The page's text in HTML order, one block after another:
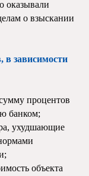
оказывали
о взыскании
зависимости
процентов
банком;
ухудшающие
объекта